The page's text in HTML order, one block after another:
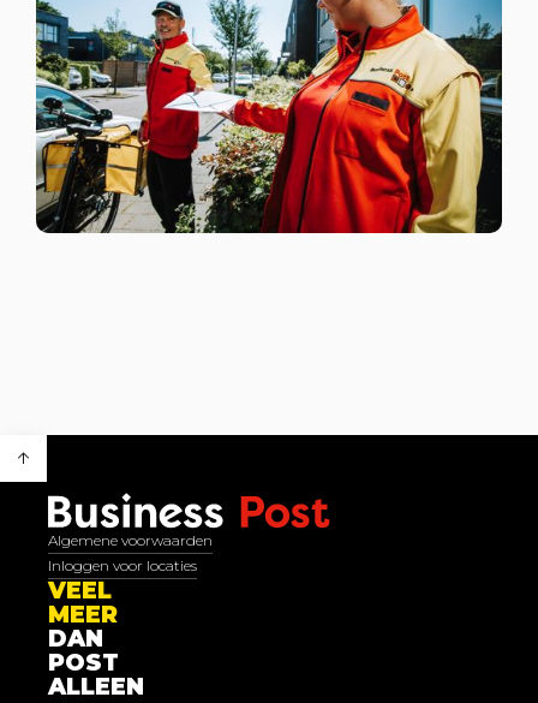
Algemene voorwaarden
Inloggen voor locaties
VEEL
MEER
DAN
POST
ALLEEN